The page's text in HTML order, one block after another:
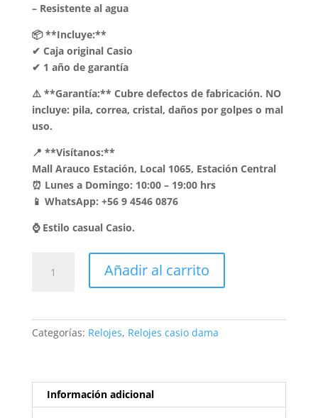
– Resistente al agua
📦 **Incluye:**
✔ Caja original Casio
✔ 1 año de garantía
⚠️ **Garantía:** Cubre defectos de fabricación. NO
incluye: pila, correa, cristal, daños por golpes o mal
uso.
📍 **Visítanos:**
Mall Arauco Estación, Local 1065, Estación Central
⏰ Lunes a Domingo: 10:00 – 19:00 hrs
📱 WhatsApp: +56 9 4546 0876
⌚ Estilo casual Casio.
Casio
139AMV-
Resina
Negra
Añadir al carrito
Categorías: Relojes, Relojes casio dama
Información adicional